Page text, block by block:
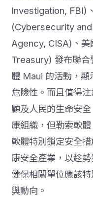
Investigation, FBI)
(Cybersecurity
Agency, CISA)、
Treasury) 發布聯合
體 Maui 的活動，顯
危險性。而且值得
顧及人民的生命安
康組織，但勒索軟
軟體特別鎖定安全
康安全產業，以趁
健保相關單位應該
與動向。